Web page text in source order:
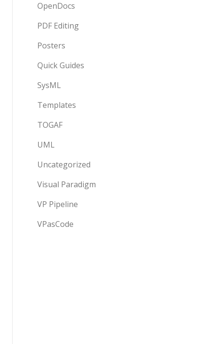
OpenDocs
PDF Editing
Posters
Quick Guides
SysML
Templates
TOGAF
UML
Uncategorized
Visual Paradigm
VP Pipeline
VPasCode